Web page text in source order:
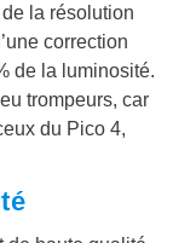
la résolution
correction
de la luminosité.
trompeurs, car
du Pico 4,